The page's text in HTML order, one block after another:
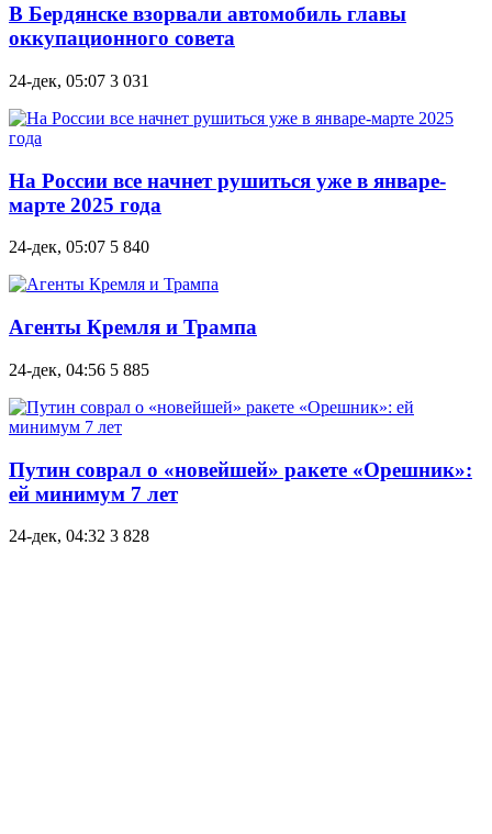
В Бердянске взорвали автомобиль главы
оккупационного совета
24-дек, 05:07 3 031
На России все начнет рушиться уже в январе-
марте 2025 года
24-дек, 05:07 5 840
Агенты Кремля и Трампа
24-дек, 04:56 5 885
Путин соврал о «новейшей» ракете «Орешник»:
ей минимум 7 лет
24-дек, 04:32 3 828